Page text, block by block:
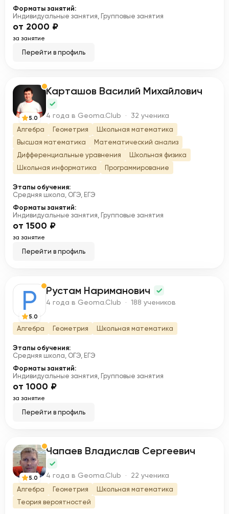
Форматы занятий:
Индивидуальные занятия, Групповые занятия
от 2000 ₽
за занятие
Перейти в профиль
К
5.0
Карташов Василий Михайлович
4 года в Geoma.Club · 32 ученика
Алгебра Геометрия
Школьная математика
Высшая математика
Математический анализ
Дифференциальные уравнения
Школьная физика
Школьная информатика
Программирование
Этапы обучения:
Средняя школа, ОГЭ, ЕГЭ
Форматы занятий:
Индивидуальные занятия, Групповые занятия
от 1500 ₽
за занятие
Перейти в профиль
Р
5.0
Рустам Нариманович
4 года в Geoma.Club · 188 учеников
Алгебра Геометрия Школьная математика
Этапы обучения:
Средняя школа, ОГЭ, ЕГЭ
Форматы занятий:
Индивидуальные занятия, Групповые занятия
от 1000 ₽
за занятие
Перейти в профиль
Ч
5.0
Чапаев Владислав Сергеевич
4 года в Geoma.Club · 22 ученика
Алгебра Геометрия
Школьная математика
Теория вероятностей